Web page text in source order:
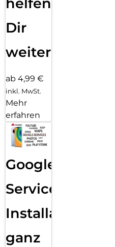
Dir
weiter
ab 4,99 €
inkl. MwSt.
Mehr
erfahren
Google
Services
Installation
ganz